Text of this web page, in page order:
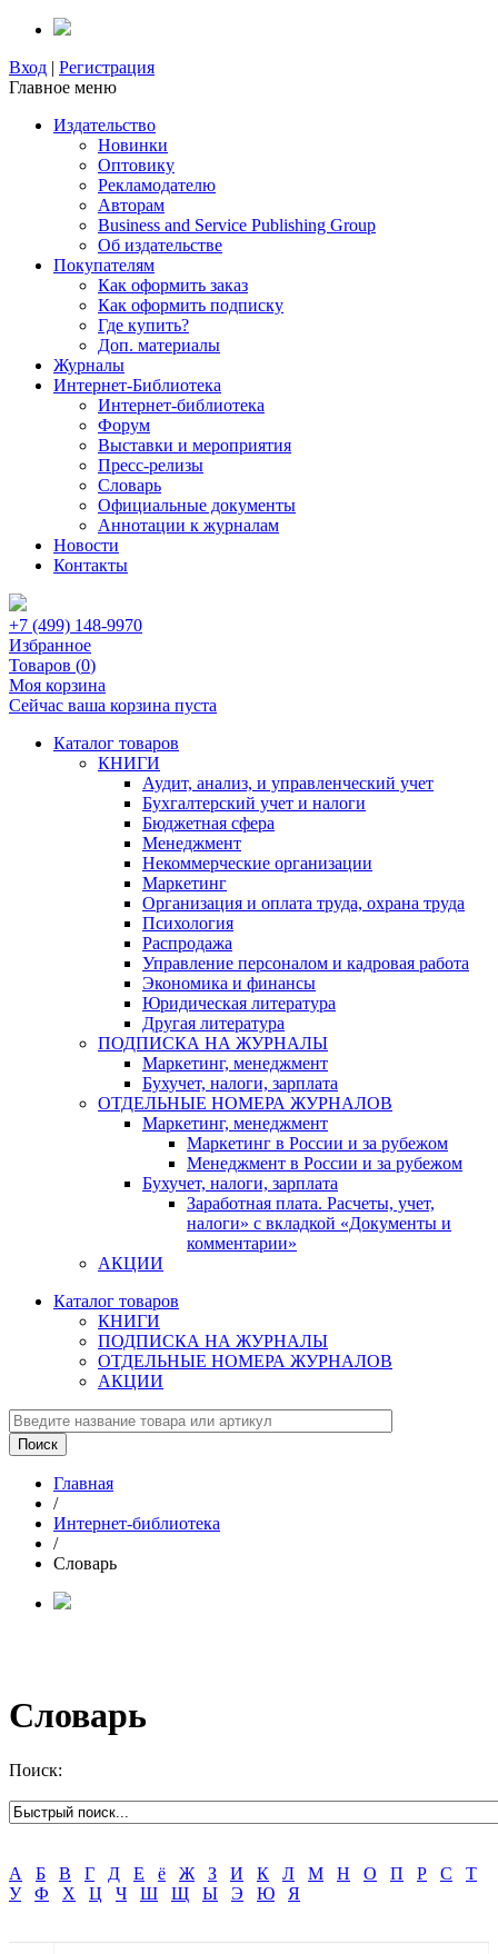
Вход | Регистрация
Главное меню
Издательство
Новинки
Оптовику
Рекламодателю
Авторам
Business and Service Publishing Group
Об издательстве
Покупателям
Как оформить заказ
Как оформить подписку
Где купить?
Доп. материалы
Журналы
Интернет-Библиотека
Интернет-библиотека
Форум
Выставки и мероприятия
Пресс-релизы
Словарь
Официальные документы
Аннотации к журналам
Новости
Контакты
+7 (499) 148-9970
Избранное
Товаров (0)
Моя корзина
Сейчас ваша корзина пуста
Каталог товаров
КНИГИ
Аудит, анализ, и управленческий учет
Бухгалтерский учет и налоги
Бюджетная сфера
Менеджмент
Некоммерческие организации
Маркетинг
Организация и оплата труда, охрана труда
Психология
Распродажа
Управление персоналом и кадровая работа
Экономика и финансы
Юридическая литература
Другая литература
ПОДПИСКА НА ЖУРНАЛЫ
Маркетинг, менеджмент
Бухучет, налоги, зарплата
ОТДЕЛЬНЫЕ НОМЕРА ЖУРНАЛОВ
Маркетинг, менеджмент
Маркетинг в России и за рубежом
Менеджмент в России и за рубежом
Бухучет, налоги, зарплата
Заработная плата. Расчеты, учет,
налоги» с вкладкой «Документы и
комментарии»
АКЦИИ
Каталог товаров
КНИГИ
ПОДПИСКА НА ЖУРНАЛЫ
ОТДЕЛЬНЫЕ НОМЕРА ЖУРНАЛОВ
АКЦИИ
Главная
/
Интернет-библиотека
/
Словарь
Словарь
Поиск:
А Б В Г Д Е ё Ж З И К Л М Н О П Р С
Т
У
Ф Х Ц Ч Ш Щ Ы Э Ю Я